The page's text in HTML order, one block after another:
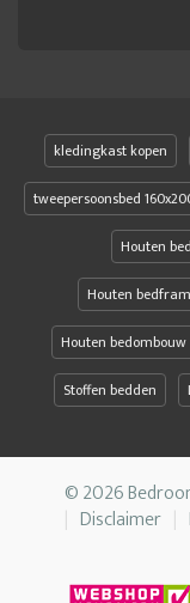
kledingkast kopen
tweepersoonsbed
Houten
Houten
Houten bedombouw
Stoffen bedden
© 2026
Disclaimer